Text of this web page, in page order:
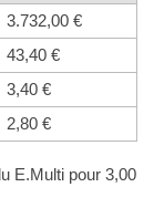
3.732,00 €
43,40 €
3,40 €
2,80 €
E.Multi pour 3,00